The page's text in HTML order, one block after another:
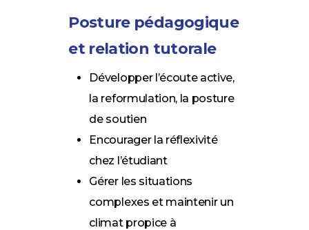
Posture pédagogique
et relation tutorale
Développer l’écoute active,
la reformulation, la posture
de soutien
Encourager la réflexivité
chez l’étudiant
Gérer les situations
complexes et maintenir un
climat propice à